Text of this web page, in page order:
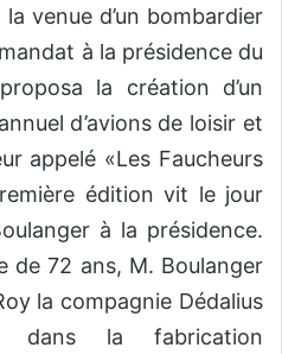
venue d’un bombardier
à la présidence du
la création d’un
d’avions de loisir et
appelé «Les Faucheurs
édition vit le jour
à la présidence.
de 72 ans, M. Boulanger
la compagnie Dédalius
dans la fabrication